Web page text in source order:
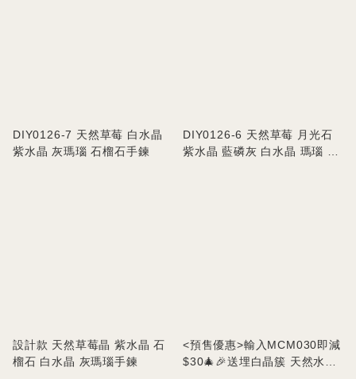
DIY0126-7 天然草莓 白水晶
紫水晶 灰瑪瑙 石榴石手鍊
DIY0126-6 天然草莓 月光石
紫水晶 藍磷灰 白水晶 瑪瑙 虎
設計款 天然草莓晶 紫水晶 石
榴石 白水晶 灰瑪瑙手鍊
<預售優惠>輸入MCM030即減
$30🎄🎉送埋白晶簇 天然水晶